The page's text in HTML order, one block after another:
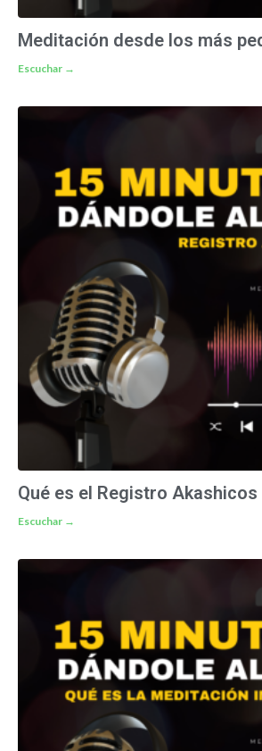
Meditación desde los más
Escuchar →
Qué es el Registro Akashicos
Escuchar →